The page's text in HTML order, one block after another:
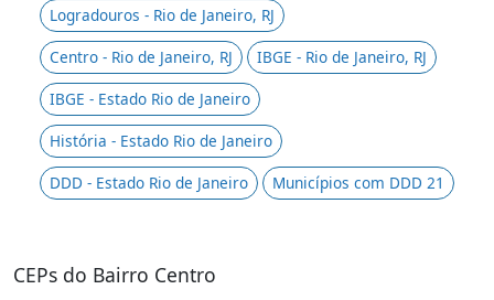
Logradouros - Rio de Janeiro, RJ
Centro - Rio de Janeiro, RJ
IBGE - Rio de Janeiro, RJ
IBGE - Estado Rio de Janeiro
História - Estado Rio de Janeiro
DDD - Estado Rio de Janeiro
Municípios com DDD 21
CEPs do Bairro Centro